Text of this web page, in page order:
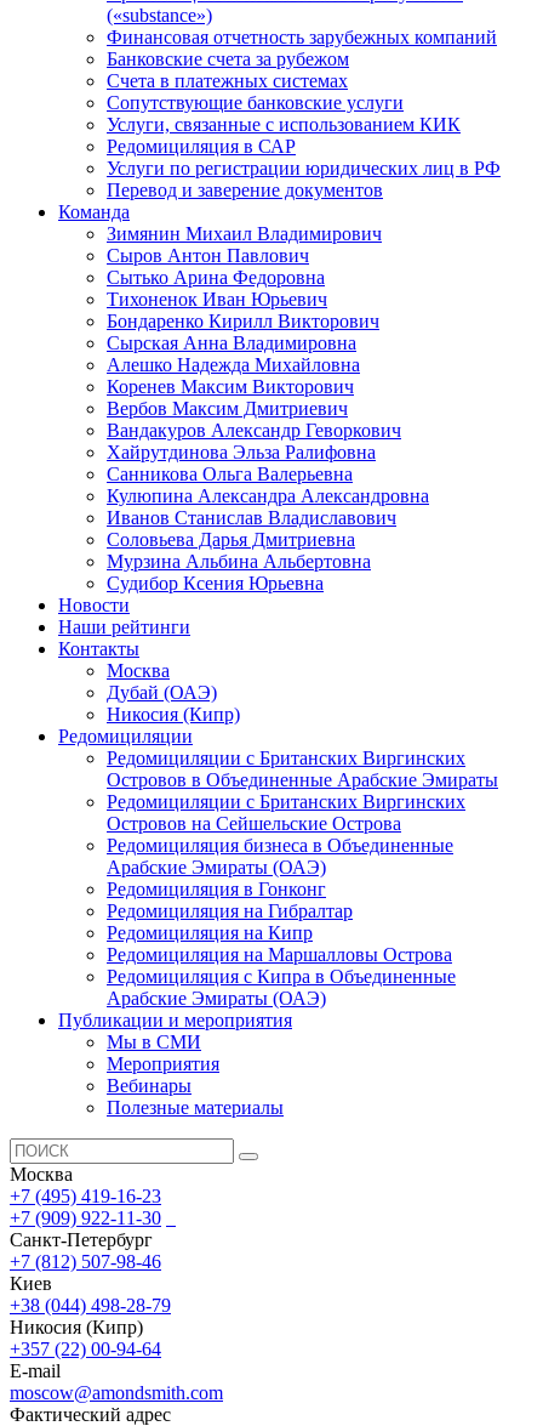
(«substance»)
Финансовая отчетность зарубежных компаний
Банковские счета за рубежом
Счета в платежных системах
Сопутствующие банковские услуги
Услуги, связанные с использованием КИК
Редомициляция в САР
Услуги по регистрации юридических лиц в РФ
Перевод и заверение документов
Команда
Зимянин Михаил Владимирович
Сыров Антон Павлович
Сытько Арина Федоровна
Тихоненок Иван Юрьевич
Бондаренко Кирилл Викторович
Сырская Анна Владимировна
Алешко Надежда Михайловна
Коренев Максим Викторович
Вербов Максим Дмитриевич
Вандакуров Александр Геворкович
Хайрутдинова Эльза Ралифовна
Санникова Ольга Валерьевна
Кулюпина Александра Александровна
Иванов Станислав Владиславович
Соловьева Дарья Дмитриевна
Мурзина Альбина Альбертовна
Судибор Ксения Юрьевна
Новости
Наши рейтинги
Контакты
Москва
Дубай (ОАЭ)
Никосия (Кипр)
Редомициляции
Редомициляции с Британских Виргинских
Островов в Объединенные Арабские Эмираты
Редомициляции с Британских Виргинских
Островов на Сейшельские Острова
Редомициляция бизнеса в Объединенные
Арабские Эмираты (ОАЭ)
Редомициляция в Гонконг
Редомициляция на Гибралтар
Редомициляция на Кипр
Редомициляция на Маршалловы Острова
Редомициляция с Кипра в Объединенные
Арабские Эмираты (ОАЭ)
Публикации и мероприятия
Мы в СМИ
Мероприятия
Вебинары
Полезные материалы
Москва
+7 (495) 419-16-23
+7 (909) 922-11-30
Санкт-Петербург
+7 (812) 507-98-46
Киев
+38 (044) 498-28-79
Никосия (Кипр)
+357 (22) 00-94-64
E-mail
moscow@amondsmith.com
Фактический адрес